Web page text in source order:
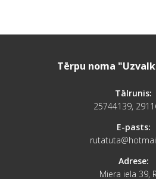
Tērpu noma
Tālrunis:
25744139,
E-pasts:
Adrese:
Miera iela 39,